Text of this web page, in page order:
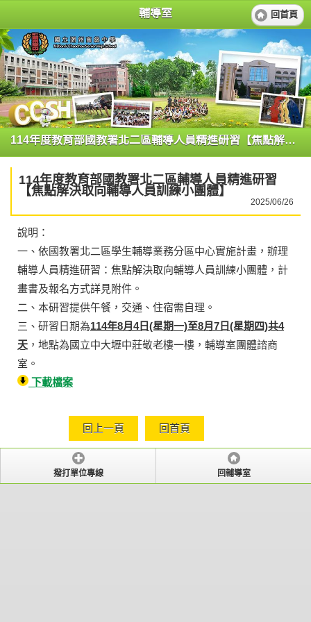
輔導室 回首頁
114年度教育部國教署北二區輔導人員精進研習【焦點解決取向輔導人員訓練小團體】
114年度教育部國教署北二區輔導人員精進研習
【焦點解決取向輔導人員訓練小團體】
2025/06/26
說明：
一、依國教署北二區學生輔導業務分區中心實施計畫，辦理
輔導人員精進研習：焦點解決取向輔導人員訓練小團體，計
畫書及報名方式詳見附件。
二、本研習提供午餐，交通、住宿需自理。
三、研習日期為114年8月4日(星期一)至8月7日(星期四)共4
天 ，地點為國立中大壢中莊敬老樓一樓，輔導室團體諮商
室。
下載檔案
回上一頁 回首頁
撥打單位專線 回輔導室